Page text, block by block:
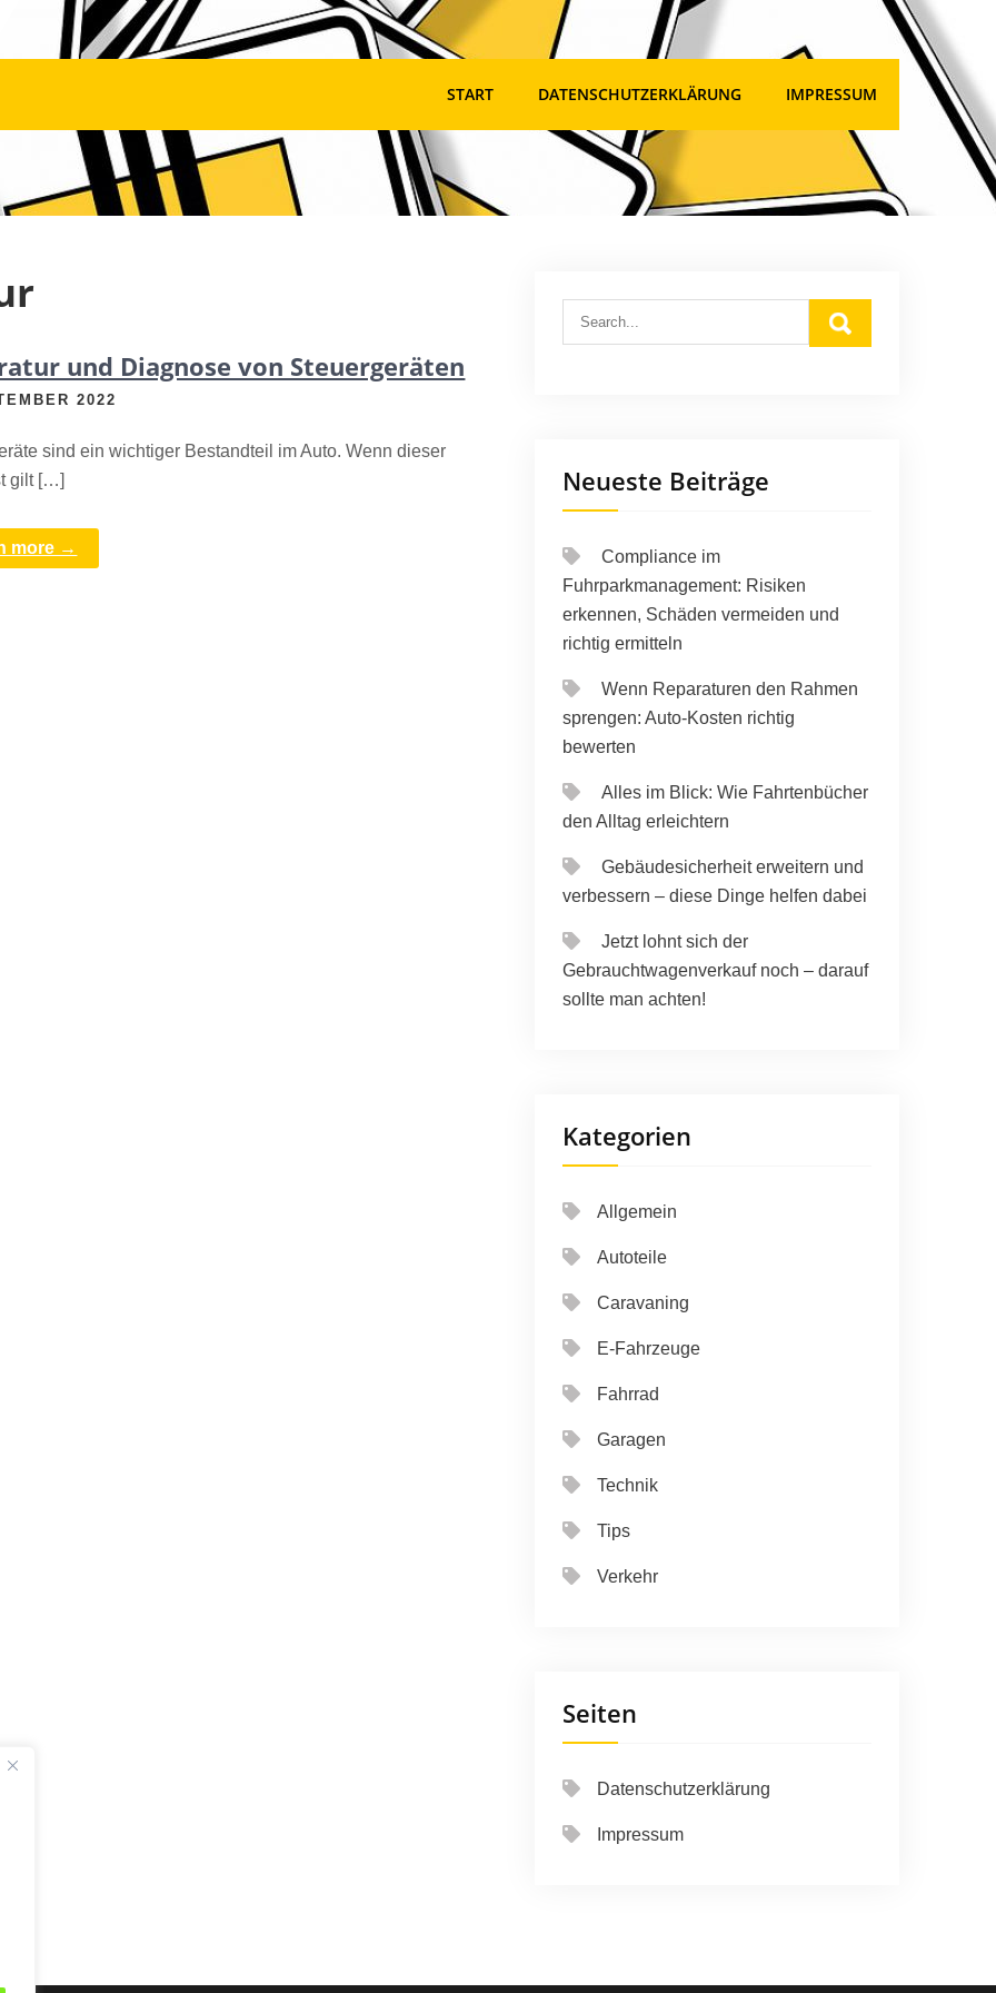
START DATENSCHUTZERKLÄRUNG IMPRESSUM
und Diagnose von Steuergeräten
2022
sind ein wichtiger Bestandteil im Auto. Wenn dieser
gilt […]
more →
Neueste Beiträge
Compliance im
Fuhrparkmanagement: Risiken
erkennen, Schäden vermeiden und
richtig ermitteln
Wenn Reparaturen den Rahmen
sprengen: Auto-Kosten richtig
bewerten
Alles im Blick: Wie Fahrtenbücher
den Alltag erleichtern
Gebäudesicherheit erweitern und
verbessern – diese Dinge helfen dabei
Jetzt lohnt sich der
Gebrauchtwagenverkauf noch – darauf
sollte man achten!
Kategorien
Allgemein
Autoteile
Caravaning
E-Fahrzeuge
Fahrrad
Garagen
Technik
Tips
Verkehr
Seiten
Datenschutzerklärung
Impressum